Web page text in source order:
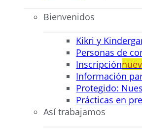
Bienvenidos
Kikri y
Personas de
Inscripción
Información
Protegido:
Prácticas en
Así trabajamos